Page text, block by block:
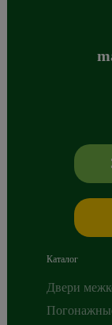
+7 800 765 43 42,
Каталог
Двери